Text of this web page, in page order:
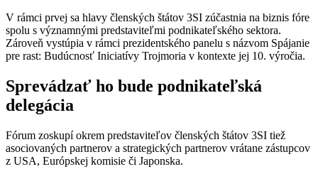
V rámci prvej sa hlavy členských štátov 3SI zúčastnia na biznis fóre
spolu s významnými predstaviteľmi podnikateľského sektora.
Zároveň vystúpia v rámci prezidentského panelu s názvom Spájanie
pre rast: Budúcnosť Iniciatívy Trojmoria v kontexte jej 10. výročia.
Sprevádzať ho bude podnikateľská
delegácia
Fórum zoskupí okrem predstaviteľov členských štátov 3SI tiež
asociovaných partnerov a strategických partnerov vrátane zástupcov
z USA, Európskej komisie či Japonska.